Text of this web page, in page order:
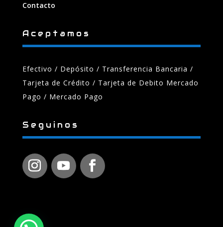
Contacto
Aceptamos
Efectivo / Depósito / Transferencia Bancaria /
Tarjeta de Crédito / Tarjeta de Debito Mercado
Pago / Mercado Pago
Seguinos